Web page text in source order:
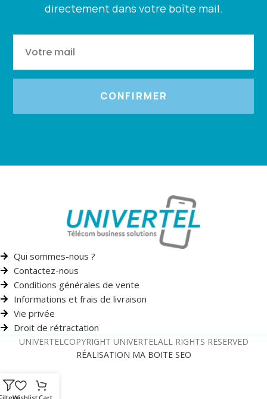
directement dans votre boîte mail.
CONFIRMER
Qui sommes-nous ?
Contactez-nous
Conditions générales de vente
Informations et frais de livraison
Vie privée
Droit de rétractation
UNIVERTELCOPYRIGHT UNIVERTELALL RIGHTS RESERVED
RÉALISATION MA BOITE SEO